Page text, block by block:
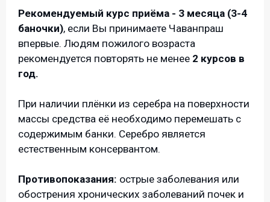
Рекомендуемый курс приёма - 3 месяца (3-4
баночки), если Вы принимаете Чаванпраш
впервые. Людям пожилого возраста
рекомендуется повторять не менее 2 курсов в
год.
При наличии плёнки из серебра на поверхности
массы средства её необходимо перемешать с
содержимым банки. Серебро является
естественным консервантом.
Противопоказания: острые заболевания или
обострения хронических заболеваний почек и